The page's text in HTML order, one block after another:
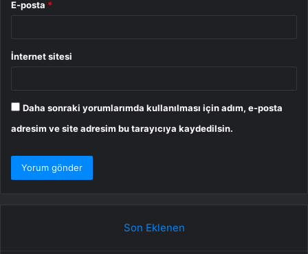
E-posta *
İnternet sitesi
Daha sonraki yorumlarımda kullanılması için adım, e-posta
adresim ve site adresim bu tarayıcıya kaydedilsin.
Son Eklenen